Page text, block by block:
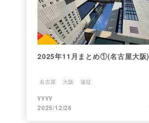
2025年11月まとめ①(名古屋大阪)
名古屋 大阪 遠征
yyyy
2025/12/26